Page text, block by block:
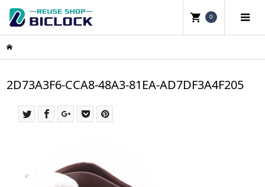
0
2D73A3F6-CCA8-48A3-81EA-AD7DF3A4F205